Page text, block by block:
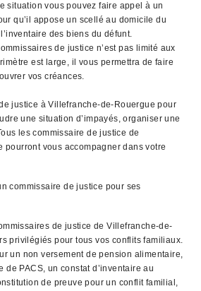
situation vous pouvez faire appel à un
qu’il appose un scellé au domicile du
des biens du défunt.
de justice n’est pas limité aux
est large, il vous permettra de faire
vos créances.
justice à Villefranche-de-Rouergue pour
une situation d’impayés, organiser une
les commissaire de justice de
pourront vous accompagner dans votre
commissaire de justice pour ses
de justice de Villefranche-de-
privilégiés pour tous vos conflits familiaux.
un non versement de pension alimentaire,
de PACS, un constat d’inventaire au
de preuve pour un conflit familial,